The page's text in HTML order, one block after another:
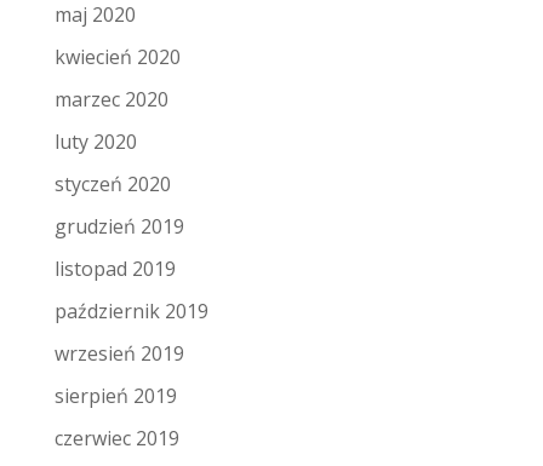
maj 2020
kwiecień 2020
marzec 2020
luty 2020
styczeń 2020
grudzień 2019
listopad 2019
październik 2019
wrzesień 2019
sierpień 2019
czerwiec 2019